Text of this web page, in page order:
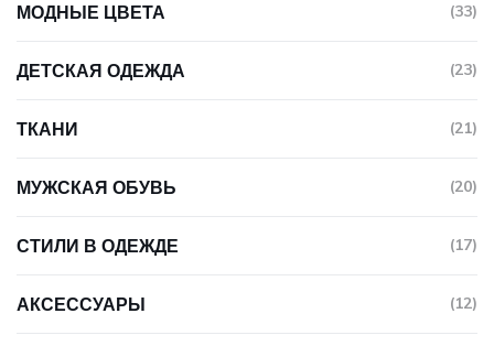
МОДНЫЕ ЦВЕТА (33)
ДЕТСКАЯ ОДЕЖДА (23)
ТКАНИ (21)
МУЖСКАЯ ОБУВЬ (20)
СТИЛИ В ОДЕЖДЕ (17)
АКСЕССУАРЫ (12)